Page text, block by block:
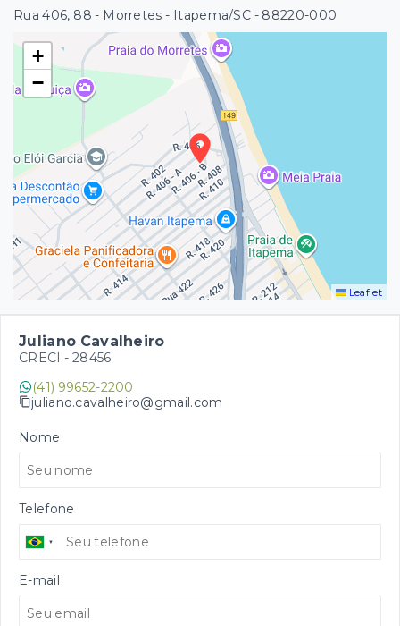
Rua 406, 88 - Morretes - Itapema/SC - 88220-000
+
−
Leaflet
Juliano Cavalheiro
CRECI - 28456
(41) 99652-2200
juliano.cavalheiro@gmail.com
Nome
Telefone
E-mail